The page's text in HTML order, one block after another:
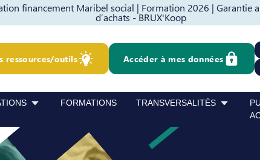
financement Maribel social | Formation 2026 | Garantie
d’achats - BRUX'Koop
ressources/outils Accéder à mes données
FORMATIONS TRANSVERSALITÉS